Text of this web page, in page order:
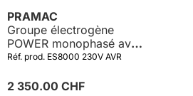
PRAMAC
Groupe électrogène
POWER monophasé avec
AVR
Réf. prod. ES8000 230V AVR
2 350.00 CHF